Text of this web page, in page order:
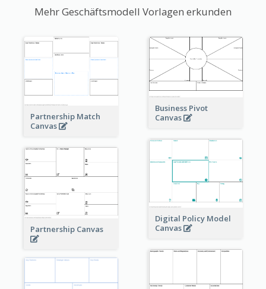
Mehr Geschäftsmodell Vorlagen erkunden
Partnership Match
Canvas
Business Pivot
Canvas
Digital Policy Model
Canvas
Partnership Canvas